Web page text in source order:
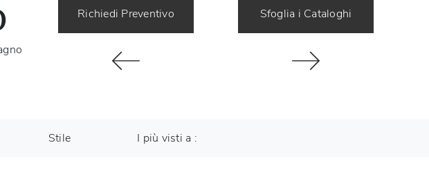
Richiedi Preventivo Sfoglia i Cataloghi
Stile I più visti a :